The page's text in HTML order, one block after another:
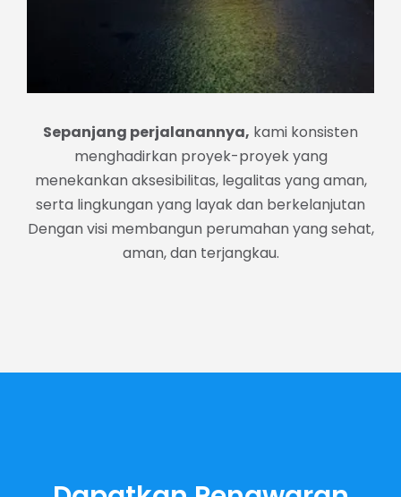
2018
Memulai dengan mengeluti
bisnis recycle rumah lelang bank
Sepanjang perjalanannya, kami konsisten
menghadirkan proyek-proyek yang
menekankan aksesibilitas, legalitas yang aman,
serta lingkungan yang layak dan berkelanjutan
Dengan visi membangun perumahan yang sehat,
aman, dan terjangkau.